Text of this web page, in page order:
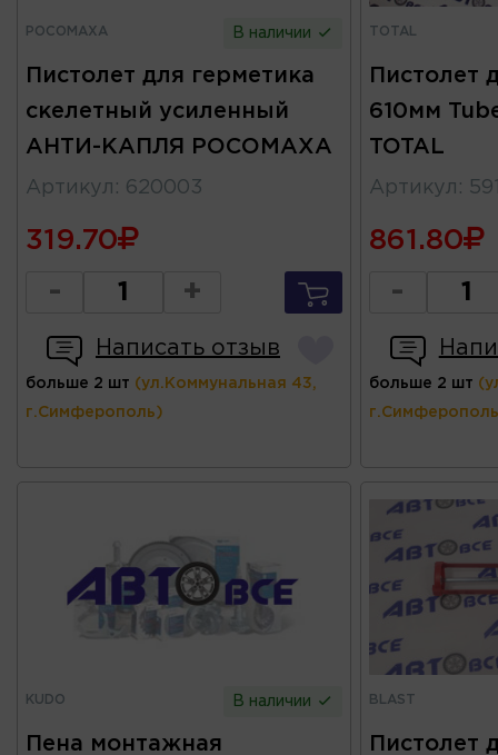
РОСОМАХА В наличии
Пистолет для герметика
скелетный усиленный
АНТИ-КАПЛЯ РОСОМАХА
Артикул : 620003
319.70
- +
Написать отзыв
больше 2 шт (ул.Коммунальная 43,
г.Симферополь)
TOTAL
Пистолет
610мм
TOTAL
Артикул :
861.80
-
больше 2 шт
KUDO В наличии
Пена монтажная
BLAST
Пистолет